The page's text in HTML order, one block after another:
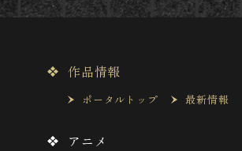
作品情報
ポータルトップ 最新情報
アニメ